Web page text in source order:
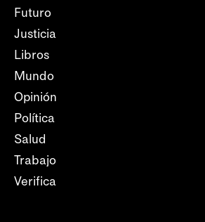
Futuro
Justicia
Libros
Mundo
Opinión
Política
Salud
Trabajo
Verifica